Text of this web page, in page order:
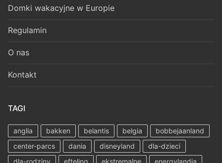
Domki wakacyjne w Europie
Regulamin
O nas
Kontakt
TAGI
anglia bakken belantis belgia
bobbejaanland
center-parcs
dania disneyland
dla-dzieci
dla-rodziny
efteling ekstremalne energylandia